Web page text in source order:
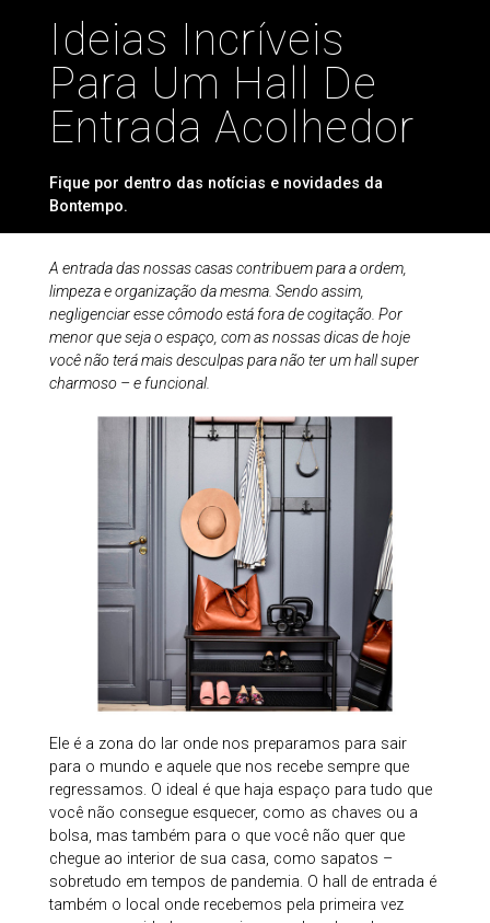
Ideias Incríveis
Para Um Hall De
Entrada Acolhedor
Fique por dentro das notícias e novidades da
Bontempo.
A entrada das nossas casas contribuem para a ordem,
limpeza e organização da mesma. Sendo assim,
negligenciar esse cômodo está fora de cogitação. Por
menor que seja o espaço, com as nossas dicas de hoje
você não terá mais desculpas para não ter um hall super
charmoso – e funcional.
Ele é a zona do lar onde nos preparamos para sair
para o mundo e aquele que nos recebe sempre que
regressamos. O ideal é que haja espaço para tudo que
você não consegue esquecer, como as chaves ou a
bolsa, mas também para o que você não quer que
chegue ao interior de sua casa, como sapatos –
sobretudo em tempos de pandemia. O hall de entrada é
também o local onde recebemos pela primeira vez